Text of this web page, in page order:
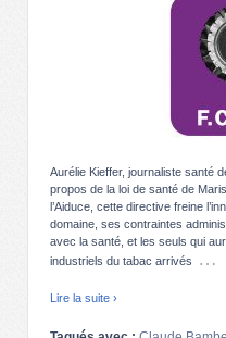
Aurélie Kieffer, journaliste santé
propos de la loi de santé de
l’Aiduce, cette directive freine
domaine, ses contraintes
avec la santé, et les seuls qui
industriels du tabac arrivés
…
Lire la suite ›